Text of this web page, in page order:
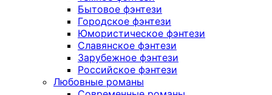
Бытовое фэнтези
Городское фэнтези
Юмористическое фэнтези
Славянское фэнтези
Зарубежное фэнтези
Российское фэнтези
Любовные романы